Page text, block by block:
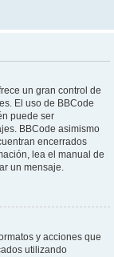
un gran control de
El uso de BBCode
puede ser
BBCode asimismo
encerrados
lea el manual de
un mensaje.
y acciones que
utilizando